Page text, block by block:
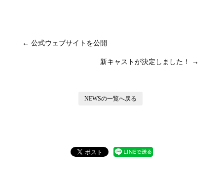
← 公式ウェブサイトを公開
新キャストが決定しました！ →
NEWSの一覧へ戻る